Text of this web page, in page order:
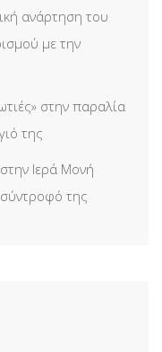
ανάρτηση του
με την
στην παραλία
της
Ιερά Μονή
της